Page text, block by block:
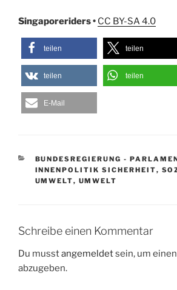
Singaporeriders • CC BY-SA 4.0
teilen teilen
teilen teilen
E-Mail
KATEGORIEN
BUNDESREGIERUNG -
INNENPOLITIK SICHERHEIT,
UMWELT, UMWELT
Schreibe einen Kommentar
Du musstangemeldetsein, um
abzugeben.